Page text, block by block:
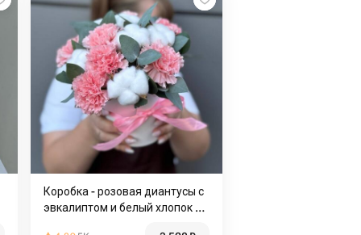
Коробка - розовая диантусы с
эвкалиптом и белый хлопок в